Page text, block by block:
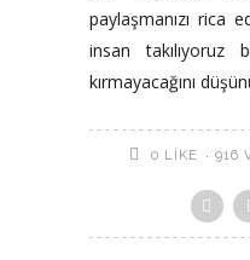
paylaşmanızı rica
insan takılıyoruz
kırmayacağını
0 LIKE 916